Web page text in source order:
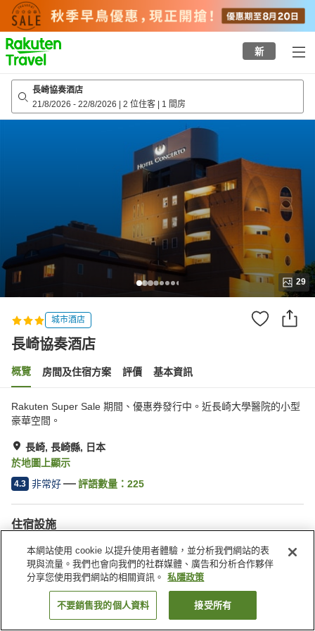
to
top
page
新
長崎協奏酒店
21/8/2026 - 22/8/2026 | 2 位住客 | 1 間房
29
城市酒店
長崎協奏酒店
概覽 房間及住宿方案 評價 基本資訊
Rakuten Super Sale 期間、優惠券發行中。近長崎大學醫院的小型
豪華空間。
長崎, 長崎縣, 日本
於地圖上顯示
4.3 非常好 評語數量： 225
住宿設施
Wi-Fi
自動販賣機
日式餐廳
收費停車場
找客房
本網站使用 cookie 以提升使用者體驗，並分析我們網站的表
現與流量。我們也會向我們的社群媒體、廣告和分析合作夥伴
分享您使用我們網站的相關資訊。
私隱政策
不要銷售我的個人資料 接受所有